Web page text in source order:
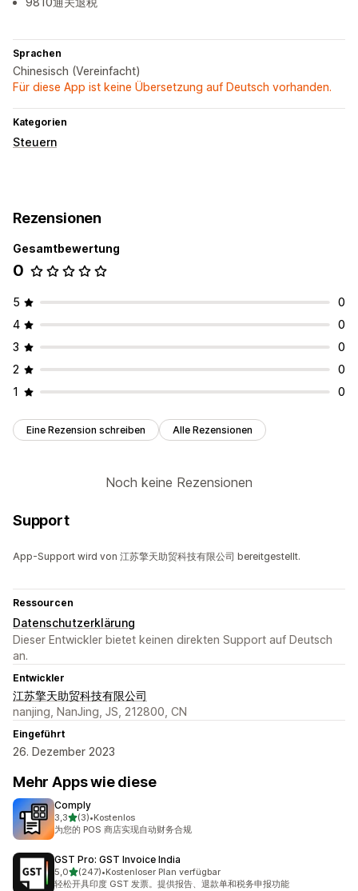
Sprachen
Chinesisch (Vereinfacht)
Für diese App ist keine Übersetzung auf Deutsch vorhanden.
Kategorien
Steuern
Rezensionen
Gesamtbewertung
0
5
0
4
0
3
0
2
0
1
0
Eine Rezension schreiben Alle Rezensionen
Noch keine Rezensionen
Support
App-Support wird von 江苏擎天助贸科技有限公司 bereitgestellt.
Ressourcen
Datenschutzerklärung
Dieser Entwickler bietet keinen direkten Support auf Deutsch
an.
Entwickler
江苏擎天助贸科技有限公司
nanjing, NanJing, JS, 212800, CN
Eingeführt
26. Dezember 2023
Mehr Apps wie diese
Comply
3,3von 5 Sternen
(3)
3 Rezensionen insgesamt
•Kostenlos
为您的 POS 商店实现自动财务合规
GST Pro: GST Invoice India
5,0von 5 Sternen
(247)
247 Rezensionen insgesamt
•Kostenloser Plan verfügbar
轻松开具印度 GST 发票。提供报告、退款单和税务申报功能